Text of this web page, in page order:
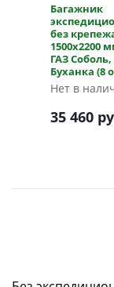
Багажник
без
1500х2200
ГАЗ
Буханка (8
Нет в
35 460